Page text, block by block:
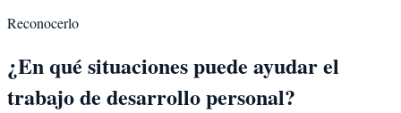
Reconocerlo
¿En qué situaciones puede ayudar el
trabajo de desarrollo personal?